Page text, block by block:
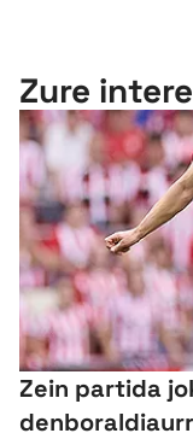
Zure
Zein partida